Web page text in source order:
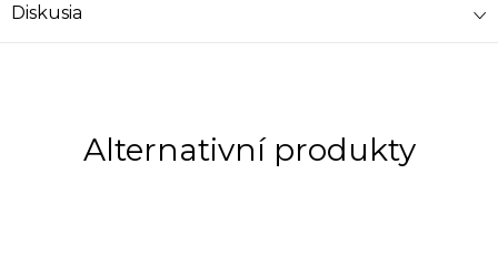
Diskusia